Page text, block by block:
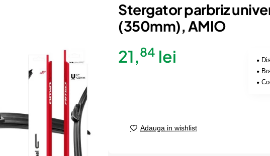
Stergator parbriz
(350mm), AMIO
21,84 lei
Adauga in wishlist